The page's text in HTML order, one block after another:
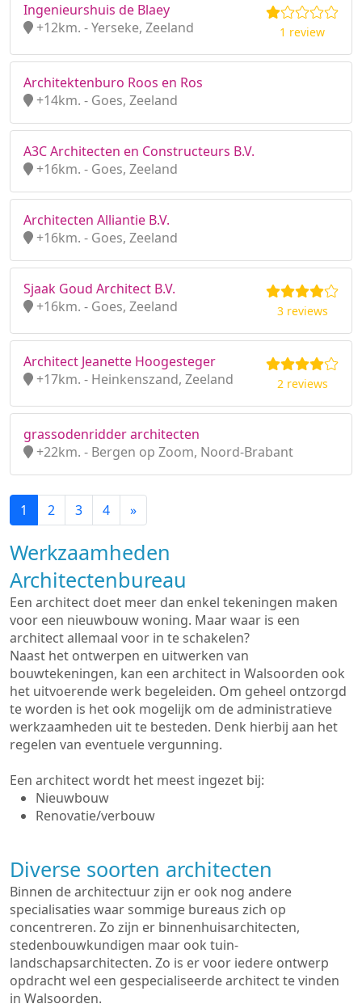
Ingenieurshuis de Blaey
+12km. - Yerseke, Zeeland
1 review
Architektenburo Roos en Ros
+14km. - Goes, Zeeland
A3C Architecten en Constructeurs B.V.
+16km. - Goes, Zeeland
Architecten Alliantie B.V.
+16km. - Goes, Zeeland
Sjaak Goud Architect B.V.
+16km. - Goes, Zeeland
3 reviews
Architect Jeanette Hoogesteger
+17km. - Heinkenszand, Zeeland
2 reviews
grassodenridder architecten
+22km. - Bergen op Zoom, Noord-Brabant
1 2 3 4 »
Werkzaamheden
Architectenbureau
Een architect doet meer dan enkel tekeningen maken
voor een nieuwbouw woning. Maar waar is een
architect allemaal voor in te schakelen?
Naast het ontwerpen en uitwerken van
bouwtekeningen, kan een architect in Walsoorden ook
het uitvoerende werk begeleiden. Om geheel ontzorgd
te worden is het ook mogelijk om de administratieve
werkzaamheden uit te besteden. Denk hierbij aan het
regelen van eventuele vergunning.
Een architect wordt het meest ingezet bij:
Nieuwbouw
Renovatie/verbouw
Diverse soorten architecten
Binnen de architectuur zijn er ook nog andere
specialisaties waar sommige bureaus zich op
concentreren. Zo zijn er binnenhuisarchitecten,
stedenbouwkundigen maar ook tuin-
landschapsarchitecten. Zo is er voor iedere ontwerp
opdracht wel een gespecialiseerde architect te vinden
in Walsoorden.